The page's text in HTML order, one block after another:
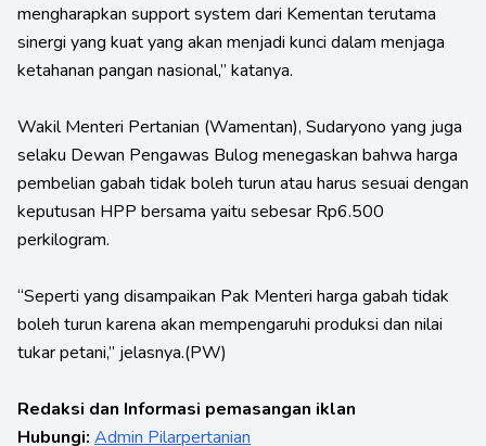
mengharapkan support system dari Kementan terutama
sinergi yang kuat yang akan menjadi kunci dalam menjaga
ketahanan pangan nasional,” katanya.
Wakil Menteri Pertanian (Wamentan), Sudaryono yang juga
selaku Dewan Pengawas Bulog menegaskan bahwa harga
pembelian gabah tidak boleh turun atau harus sesuai dengan
keputusan HPP bersama yaitu sebesar Rp6.500
perkilogram.
“Seperti yang disampaikan Pak Menteri harga gabah tidak
boleh turun karena akan mempengaruhi produksi dan nilai
tukar petani,” jelasnya.(PW)
Redaksi dan Informasi pemasangan iklan
Hubungi: Admin Pilarpertanian